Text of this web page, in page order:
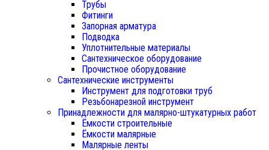
Трубы
Фитинги
Запорная арматура
Подводка
Уплотнительные материалы
Сантехническое оборудование
Прочистное оборудование
Сантехнические инструменты
Инструмент для подготовки труб
Резьбонарезной инструмент
Принадлежности для малярно-штукатурных работ
Ёмкости строительные
Ёмкости малярные
Малярные ленты